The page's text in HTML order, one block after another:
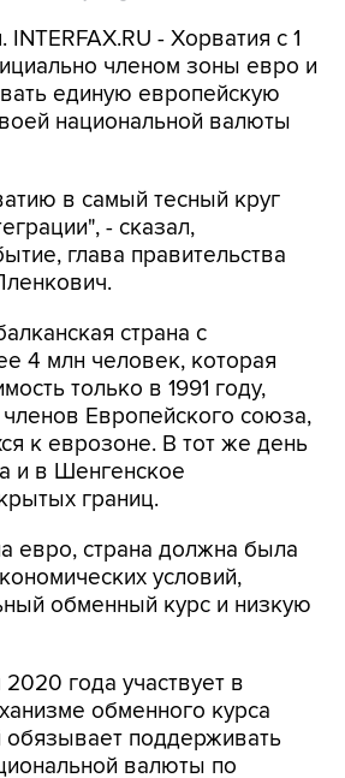
- Хорватия с 1
членом зоны евро и
единую европейскую
национальной валюты
в самый тесный круг
- сказал,
глава правительства
страна с
4 млн человек, которая
только в 1991 году,
Европейского союза,
к еврозоне. В тот же день
и в Шенгенское
границ.
евро, страна должна была
условий,
обменный курс и низкую
года участвует в
обменного курса
обязывает поддерживать
валюты по